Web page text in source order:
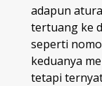
adapun
tertuang ke
seperti
keduanya
tetapi